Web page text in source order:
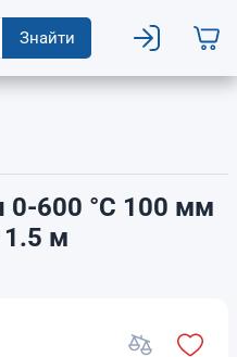
Знайти
0-600 °C 100 мм
1.5 м